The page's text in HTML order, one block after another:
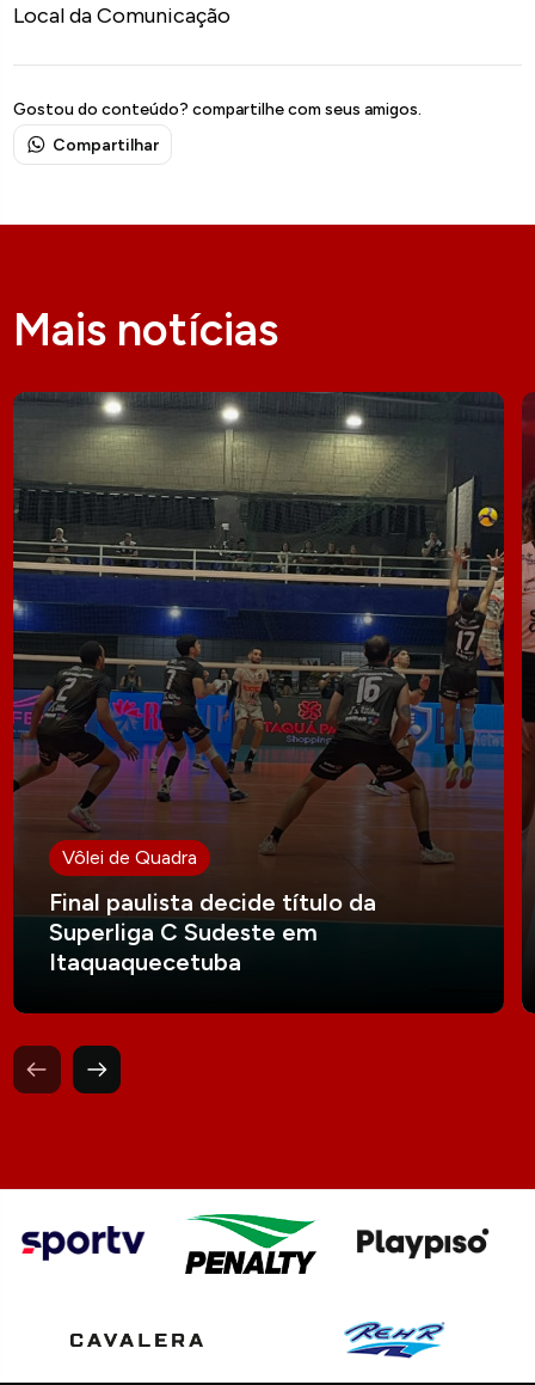
Local da Comunicação
Gostou do conteúdo? compartilhe com seus amigos.
Compartilhar
Mais notícias
Vôlei de Quadra
Final paulista decide título da
Superliga C Sudeste em
Itaquaquecetuba